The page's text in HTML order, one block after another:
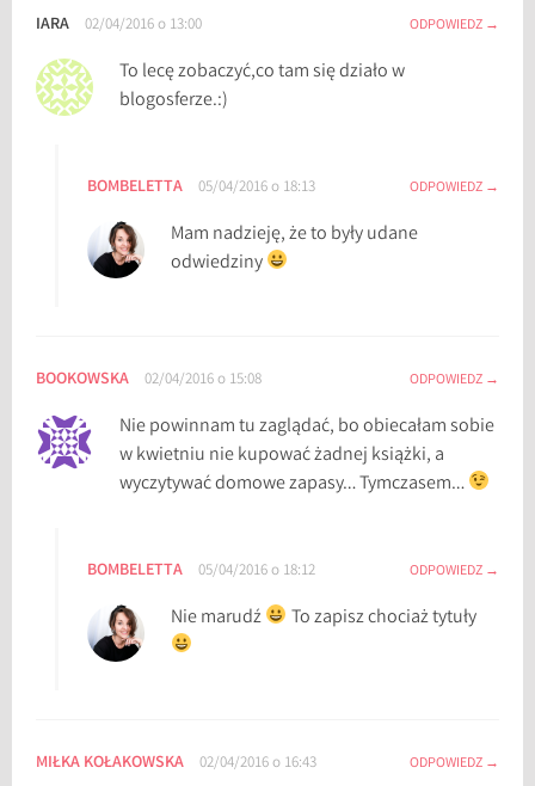
u
k
IARA 02/04/2016 o 13:00 ODPOWIEDZ
To lecę zobaczyć,co tam się działo w
blogosferze.:)
BOMBELETTA 05/04/2016 o 18:13 ODPOWIEDZ
Mam nadzieję, że to były udane
odwiedziny
BOOKOWSKA 02/04/2016 o 15:08 ODPOWIEDZ
Nie powinnam tu zaglądać, bo obiecałam sobie
w kwietniu nie kupować żadnej książki, a
wyczytywać domowe zapasy… Tymczasem…
BOMBELETTA 05/04/2016 o 18:12 ODPOWIEDZ
Nie marudź To zapisz chociaż tytuły
MIŁKA KOŁAKOWSKA 02/04/2016 o 16:43 ODPOWIEDZ